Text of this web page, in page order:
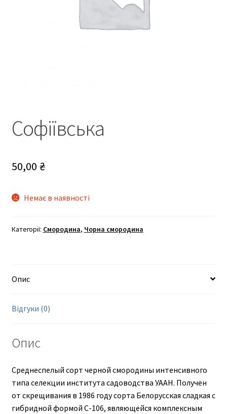
Софіївська
50,00 ₴
Немає в наявності
Категорії: Смородина, Чорна смородина
Опис
Відгуки (0)
Опис
Среднеспелый сорт черной смородины интенсивного
типа селекции института садоводства УААН. Получен
от скрещивания в 1986 году сорта Белорусская сладкая с
гибридной формой С-106, являющейся комплексным